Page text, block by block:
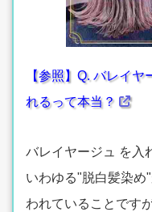
【参照】Q. バレイ
れるって本当？
バレイヤージュ を入
いわゆる"脱白髪染め
われていることです